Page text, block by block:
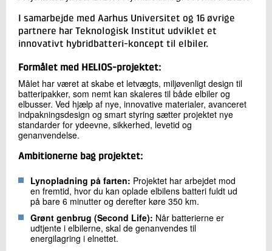
Send
I samarbejde med Aarhus Universitet og 16 øvrige
partnere har Teknologisk Institut udviklet et
innovativt hybridbatteri-koncept til elbiler.
Formålet med HELIOS-projektet:
Målet har været at skabe et letvægts, miljøvenligt design til
batteripakker, som nemt kan skaleres til både elbiler og
elbusser. Ved hjælp af nye, innovative materialer, avanceret
indpakningsdesign og smart styring sætter projektet nye
standarder for ydeevne, sikkerhed, levetid og
genanvendelse.
Ambitionerne bag projektet:
Lynopladning på farten: Projektet har arbejdet mod
en fremtid, hvor du kan oplade elbilens batteri fuldt ud
på bare 6 minutter og derefter køre 350 km.
Grønt genbrug (Second Life): Når batterierne er
udtjente i elbilerne, skal de genanvendes til
energilagring i elnettet.